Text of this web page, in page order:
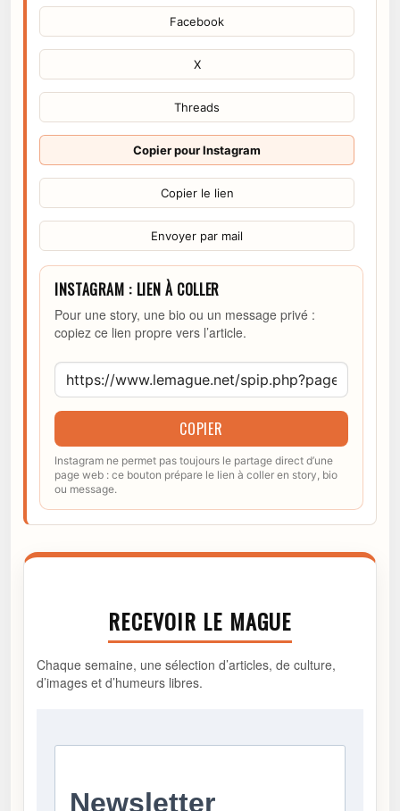
Facebook
X
Threads
Copier pour Instagram
Copier le lien
Envoyer par mail
INSTAGRAM : LIEN À COLLER
Pour une story, une bio ou un message privé :
copiez ce lien propre vers l’article.
COPIER
Instagram ne permet pas toujours le partage direct d’une
page web : ce bouton prépare le lien à coller en story, bio
ou message.
RECEVOIR LE MAGUE
Chaque semaine, une sélection d’articles, de culture,
d’images et d’humeurs libres.